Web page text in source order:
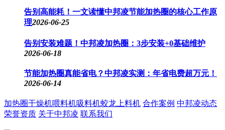
告别高能耗！一文读懂中邦凌节能加热圈的核心工作原
理2026-06-25
告别安装难题！中邦凌加热圈：3步安装+0基础维护
2026-06-18
节能加热圈真能省电？中邦凌实测：年省电费超万元！
2026-06-14
加热圈干燥机喂料机吸料机蛟龙上料机 合作案例 中邦凌动态
荣誉资质 关于中邦凌 联系我们